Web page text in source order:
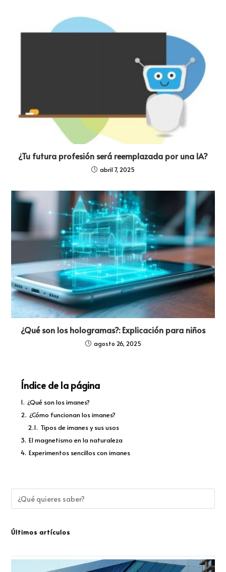
¿Tu futura profesión será reemplazada por una IA?
abril 7, 2025
¿Qué son los hologramas?: Explicación para niños
agosto 26, 2025
Índice de la página
1. ¿Qué son los imanes?
2. ¿Cómo funcionan los imanes?
2.1. Tipos de imanes y sus usos
3. El magnetismo en la naturaleza
4. Experimentos sencillos con imanes
Últimos artículos